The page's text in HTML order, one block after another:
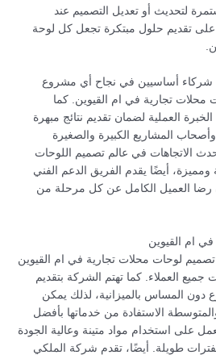
لتحديث أو تعديل التصميم عند
على تقديم حلول مبتكرة تجعل كل لوحة
شركاء أساسيين في نجاح أي مشروع
تجارية في ام القيوين. كما
العملية لضمان تقديم نتائج مبهرة
المشاريع الكبيرة والصغيرة
الاتجاهات في عالم تصميم اللوحات
أيضًا يقدم الفريق الدعم الفني
رضا العميل الكامل عن كل مرحلة من
ام القيوين
لوحات محلات تجارية في ام القيوين
جميع العملاء. كما تهتم الشركة بتقديم
دون المساس بالميزانية، لذلك يمكن
الاستفادة من خدماتها بأفضل
على استخدام مواد متينة وعالية الجودة
طويلة. أيضًا، تقدم شركة الملكي